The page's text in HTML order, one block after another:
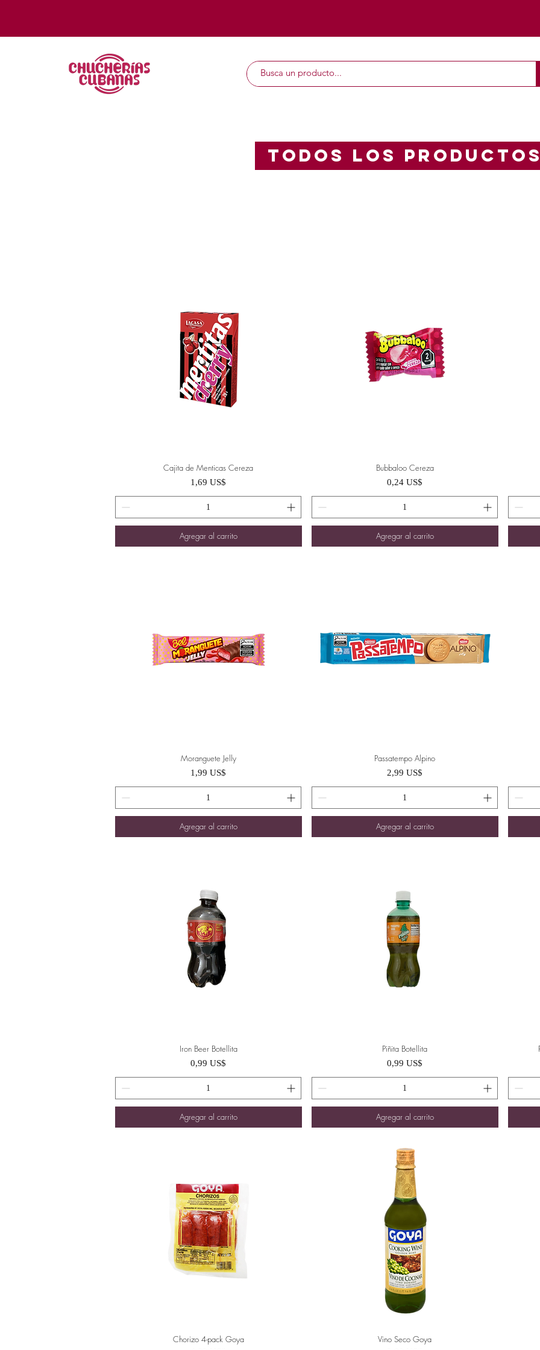
TODOS LOS PRODUCTOS
Vista rápida
Cajita de Menticas Cereza
Precio
1,69 US$
Agregar al carrito
Vista rápida
Bubbaloo Cereza
Precio
0,24 US$
Agregar al carrito
Vista rápida
Moranguete Jelly
Precio
1,99 US$
Agregar al carrito
Vista rápida
Passatempo Alpino
Precio
2,99 US$
Agregar al carrito
Vista rápida
Iron Beer Botellita
Precio
0,99 US$
Agregar al carrito
Vista rápida
Piñita Botellita
Precio
0,99 US$
Agregar al carrito
Vista rápida
Chorizo 4-pack Goya Vista rápida
Vino Seco Goya